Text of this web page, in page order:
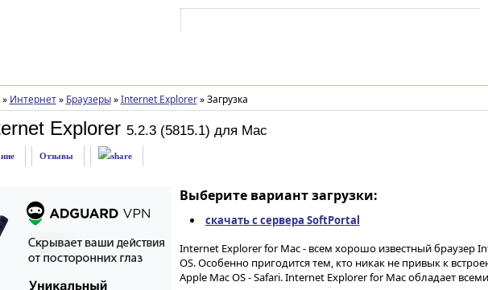
» Интернет » Браузеры » Internet Explorer »Загрузка
Explorer 5.2.3 (5815.1) для Mac
Отзывы
Выберите вариант загрузки:
скачать с сервера SoftPortal
Internet Explorer for Mac - всем хорошо известный браузер
OS. Особенно пригодится тем, кто никак не привык к
Apple Mac OS - Safari. Internet Explorer for Mac обладает